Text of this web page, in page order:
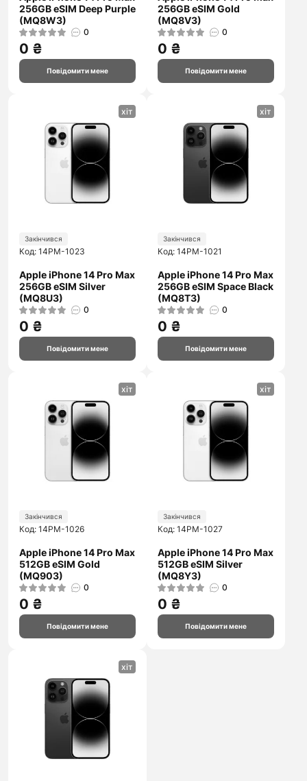
256GB eSIM Deep Purple
(MQ8W3)
0
0 ₴
Повідомити мене
256GB eSIM Gold
(MQ8V3)
0
0 ₴
Повідомити мене
хіт
Закінчився
Код: 14PM-1023
Apple iPhone 14 Pro Max
256GB eSIM Silver
(MQ8U3)
0
0 ₴
Повідомити мене
хіт
Закінчився
Код: 14PM-1021
Apple iPhone 14 Pro Max
256GB eSIM Space Black
(MQ8T3)
0
0 ₴
Повідомити мене
хіт
Закінчився
Код: 14PM-1026
Apple iPhone 14 Pro Max
512GB eSIM Gold
(MQ903)
0
0 ₴
Повідомити мене
хіт
Закінчився
Код: 14PM-1027
Apple iPhone 14 Pro Max
512GB eSIM Silver
(MQ8Y3)
0
0 ₴
Повідомити мене
хіт